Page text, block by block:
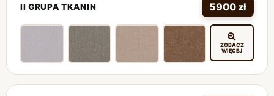
II GRUPA TKANIN 5900 zł
ZOBACZ
WIĘCEJ